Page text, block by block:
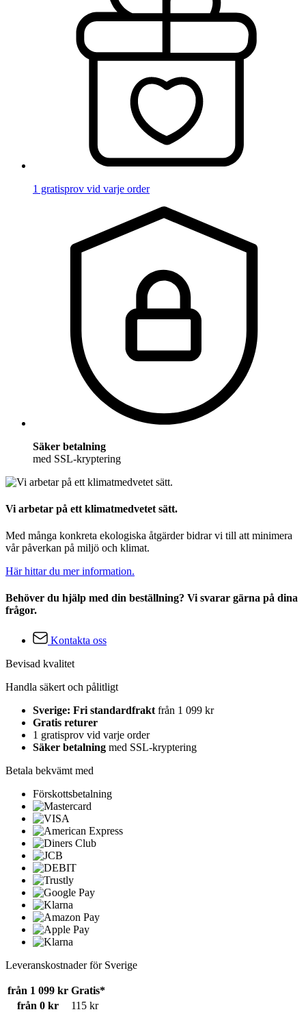
1 gratisprov vid varje order
Säker betalning
med SSL-kryptering
Vi arbetar på ett klimatmedvetet sätt.
Med många konkreta ekologiska åtgärder bidrar vi till att minimera
vår påverkan på miljö och klimat.
Här hittar du mer information.
Behöver du hjälp med din beställning? Vi svarar gärna på dina
frågor.
Kontakta oss
Bevisad kvalitet
Handla säkert och pålitligt
Sverige: Fri standardfrakt från 1 099 kr
Gratis returer
1 gratisprov vid varje order
Säker betalning med SSL-kryptering
Betala bekvämt med
Förskottsbetalning
Leveranskostnader för Sverige
från 1 099 kr Gratis*
från 0 kr
115 kr